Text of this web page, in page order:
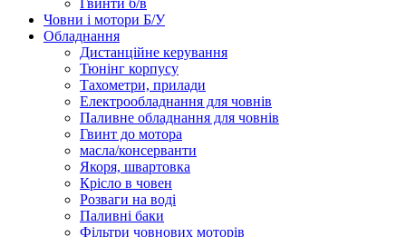
Човни і мотори Б/У
Обладнання
Дистанційне керування
Тюнінг корпусу
Тахометри, прилади
Електрообладнання для човнів
Паливне обладнання для човнів
Гвинт до мотора
масла/консерванти
Якоря, швартовка
Крісло в човен
Розваги на воді
Паливні баки
Фільтри човнових моторів